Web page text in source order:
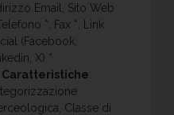
Email, Sito Web
*, Fax *, Link
(Facebook,
X) *
Caratteristiche:
Classe di